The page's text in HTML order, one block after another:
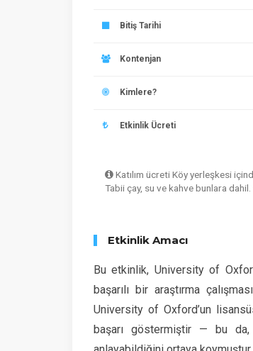
Bitiş Tarihi
Kontenjan
Kimlere?
Etkinlik Ücreti
Katılım ücreti Köy yerleşkesi
Tabii çay, su ve kahve bunlara
Etkinlik Amacı
Bu etkinlik, University of
başarılı bir araştırma
University of Oxford’un
başarı göstermiştir — bu